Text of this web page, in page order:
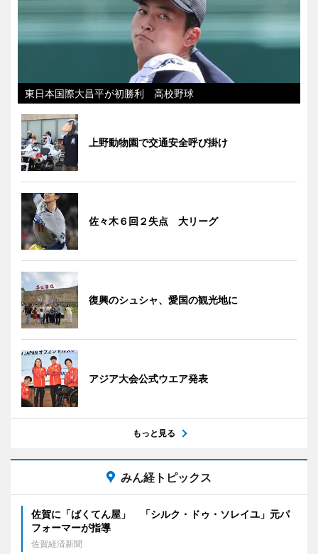
東日本国際大昌平が初勝利 高校野球
上野動物園で交通安全呼び掛け
佐々木６回２失点 大リーグ
復興のシュシャ、愛国の観光地に
アジア大会公式ウエア発表
もっと見る
みん経トピックス
佐賀に「ばくてん屋」 「シルク・ドゥ・ソレイユ」元パ
フォーマーが指導
佐賀経済新聞